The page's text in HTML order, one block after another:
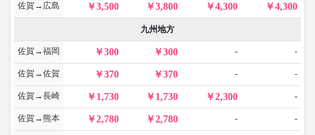
佐賀→広島 3,500 3,800 4,300 4,300
九州地方
佐賀→福岡 300 300 - -
佐賀→佐賀 370 370 - -
佐賀→長崎 1,730 1,730 2,300 -
佐賀→熊本 2,780 2,780 - -